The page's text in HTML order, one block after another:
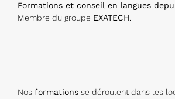
Formations et conseil en langues
Membre du groupe EXATECH.
Nos formations se déroulent dans les